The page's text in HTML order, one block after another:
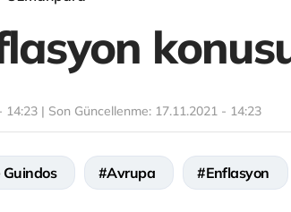
14:23 | Son Güncellenme: 17.11.2021 - 14:23
Guindos #Avrupa #Enflasyon